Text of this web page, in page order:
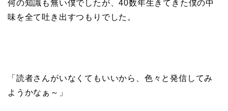
何の知識も無い僕でしたが、40数年生きてきた僕の中
味を全て吐き出すつもりでした。
「読者さんがいなくてもいいから、色々と発信してみ
ようかなぁ～」